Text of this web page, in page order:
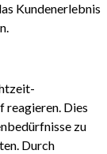
Kundenerlebnis
reagieren. Dies
zu
Durch